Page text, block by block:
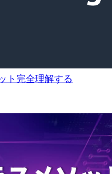
ト完全理解する